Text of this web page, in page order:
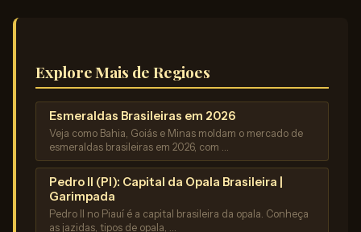
Explore Mais de Regioes
Esmeraldas Brasileiras em 2026
Veja como Bahia, Goiás e Minas moldam o mercado de
esmeraldas brasileiras em 2026, com …
Pedro II (PI): Capital da Opala Brasileira |
Garimpada
Pedro II no Piauí é a capital brasileira da opala. Conheça
as jazidas, tipos de opala, …